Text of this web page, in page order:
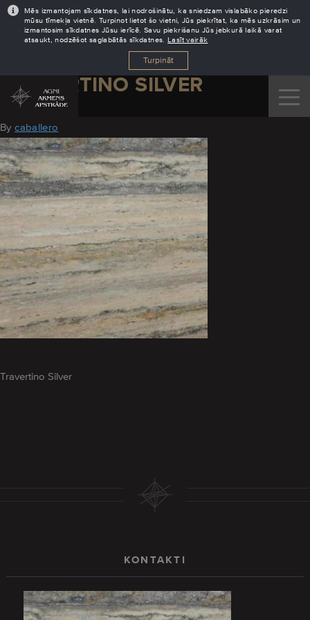
Mēs izmantojam sīkdatnes, lai nodrošinātu, ka sniedzam vislabāko pieredzi
mūsu tīmekļa vietnē. Turpinot lietot šo vietni, Jūs piekrītat, ka mēs uzkrāsim un
izmantosim sīkdatnes Jūsu ierīcē. Savu piekrišanu Jūs jebkurā laikā varat
atsaukt, nodzēšot saglabātās sīkdatnes. Lasīt vairāk
Turpināt
TRAVERTINO SILVER
March 3, 2022
Bycaballero
Travertino Silver
KONTAKTI